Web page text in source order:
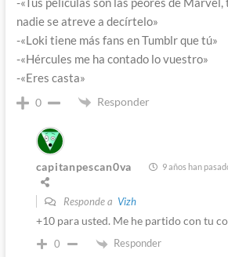
nadie se atreve a decírtelo»
-«Loki tiene más fans en Tumblr que tú»
-«Hércules me ha contado lo vuestro»
-«Eres casta»
0 Responder
capitanpescan0va 9 años han
Responde a Vizh
+10 para usted. Me he partido con tu
0 Responder